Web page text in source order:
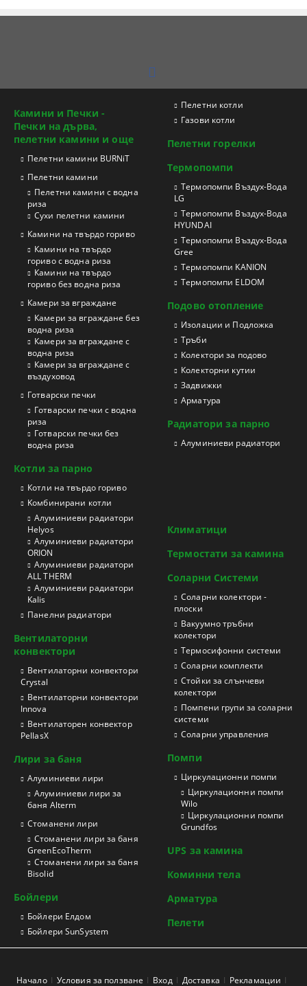
Камини и Печки -
Печки на дърва,
пелетни камини и още
Пелетни камини BURNiT
Пелетни камини
Пелетни камини с водна
риза
Сухи пелетни камини
Камини на твърдо гориво
Камини на твърдо
гориво с водна риза
Камини на твърдо
гориво без водна риза
Камери за вграждане
Камери за вграждане без
водна риза
Камери за вграждане с
водна риза
Камери за вграждане с
въздуховод
Готварски печки
Готварски печки с водна
риза
Готварски печки без
водна риза
Котли за парно
Котли на твърдо гориво
Kомбинирани котли
Пелетни котли
Газови котли
Пелетни горелки
Термопомпи
Tермопомпи Въздух-Вода
LG
Термопомпи Въздух-Вода
HYUNDAI
Термопомпи Въздух-Вода
Gree
Термопомпи KANION
Термопомпи ELDOM
Подово отопление
Изолации и Подложка
Тръби
Колектори за подово
Колекторни кутии
Задвижки
Арматура
Радиатори за парно
Aлуминиеви радиатори
Aлуминиеви радиатори
Helyos
Aлуминиеви радиатори
ORION
Aлуминиеви радиатори
ALL THERM
Aлуминиеви радиатори
Kalis
Панелни радиатори
Вентилаторни
конвектори
Вентилаторни конвектори
Crystal
Вентилаторни конвектори
Innova
Вентилаторен конвектор
PellasX
Лири за баня
Aлуминиеви лири
Алуминиеви лири за
баня Alterm
Стоманени лири
Стоманени лири за баня
GreenEcoTherm
Стоманени лири за баня
Bisolid
Бойлери
Бойлери Елдом
Бойлери SunSystem
Климатици
Термостати за камина
Соларни Системи
Соларни колектори -
плоски
Вакуумно тръбни
колектори
Термосифонни системи
Соларни комплекти
Стойки за слънчеви
колектори
Помпени групи за соларни
системи
Соларни управления
Помпи
Циркулационни помпи
Циркулационни помпи
Wilo
Циркулационни помпи
Grundfos
UPS за камина
Коминни тела
Арматура
Пелети
Начало Условия за ползване Вход Доставка Рекламации